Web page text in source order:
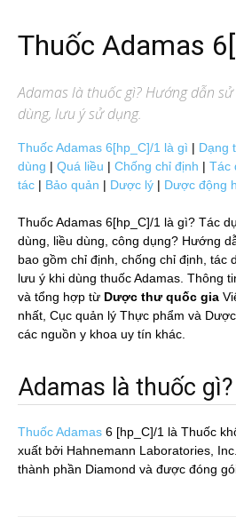
Thuốc Adamas
Adamas là thuốc gì? Hướng dẫn
dùng, lưu ý sử dụng.
Thuốc Adamas 6[hp_C]/1 là gì | Dạng
dùng | Quá liều | Chống chỉ định | Tác
tác | Bảo quản | Dược lý | Dược động
Thuốc Adamas 6[hp_C]/1 là gì? Tác
dùng, liều dùng, công dụng? Hướng
bao gồm chỉ định, chống chỉ định, tác
lưu ý khi dùng thuốc Adamas. Thông
và tổng hợp từ Dược thư quốc gia
nhất, Cục quản lý Thực phẩm và
các nguồn y khoa uy tín khác.
Adamas là thuốc gì?
Thuốc Adamas 6 [hp_C]/1 là Thuốc
xuất bởi Hahnemann Laboratories,
thành phần Diamond và được đóng